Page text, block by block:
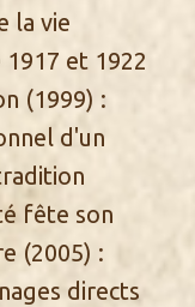
la vie
et 1922
(1999) :
d'un
fête son
(2005) :
directs